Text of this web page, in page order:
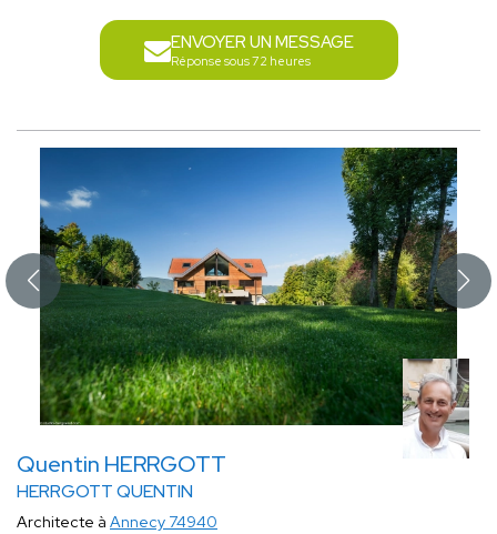
ENVOYER UN MESSAGE
Réponse sous 72 heures
Quentin HERRGOTT
HERRGOTT QUENTIN
Architecte à Annecy 74940